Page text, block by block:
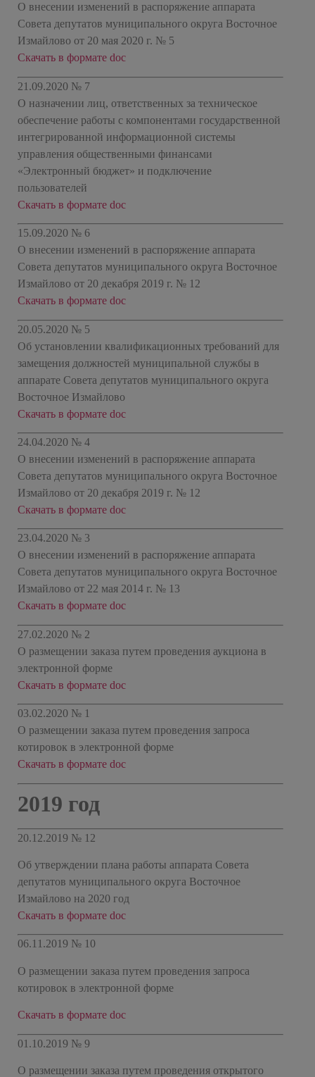
О внесении изменений в распоряжение аппарата
Совета депутатов муниципального округа Восточное
Измайлово от 20 мая 2020 г. № 5
Скачать в формате doc
21.09.2020 № 7
О назначении лиц, ответственных за техническое
обеспечение работы с компонентами государственной
интегрированной информационной системы
управления общественными финансами
«Электронный бюджет» и подключение
пользователей
Скачать в формате doc
15.09.2020 № 6
О внесении изменений в распоряжение аппарата
Совета депутатов муниципального округа Восточное
Измайлово от 20 декабря 2019 г. № 12
Скачать в формате doc
20.05.2020 № 5
Об установлении квалификационных требований для
замещения должностей муниципальной службы в
аппарате Совета депутатов муниципального округа
Восточное Измайлово
Скачать в формате doc
24.04.2020 № 4
О внесении изменений в распоряжение аппарата
Совета депутатов муниципального округа Восточное
Измайлово от 20 декабря 2019 г. № 12
Скачать в формате doc
23.04.2020 № 3
О внесении изменений в распоряжение аппарата
Совета депутатов муниципального округа Восточное
Измайлово от 22 мая 2014 г. № 13
Скачать в формате doc
27.02.2020 № 2
О размещении заказа путем проведения аукциона в
электронной форме
Скачать в формате doc
03.02.2020 № 1
О размещении заказа путем проведения запроса
котировок в электронной форме
Скачать в формате doc
2019 год
20.12.2019 № 12
Об утверждении плана работы аппарата Совета
депутатов муниципального округа Восточное
Измайлово на 2020 год
Скачать в формате doc
06.11.2019 № 10
О размещении заказа путем проведения запроса
котировок в электронной форме
Скачать в формате doc
01.10.2019 № 9
О размещении заказа путем проведения открытого